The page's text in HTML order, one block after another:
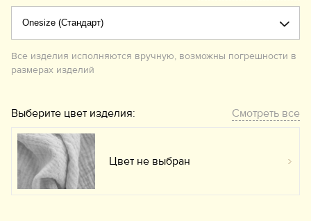
Все изделия исполняются вручную, возможны погрешности в
размерах изделий
Выберите цвет изделия: Смотреть все
Цвет не выбран